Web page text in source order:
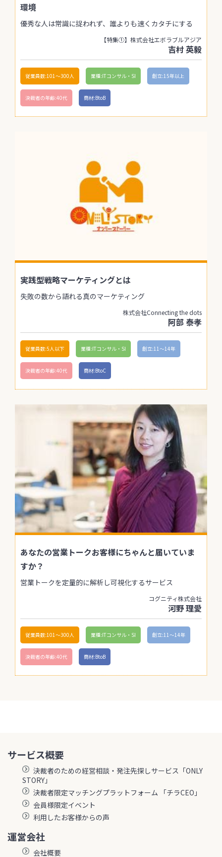
環境
優秀な人は常識に捉われず、誰よりも速くカタチにする
【特集①】株式会社エボラブルアジア
吉村 英毅
従業員数:101〜300人 業種:ITコンサル・SI 創立:15年以上
決裁者の年齢:40代 商材:BtoB
実践型戦略マーケティングとは
失敗の数から語れる真のマーケティング
株式会社Connecting the dots
阿部 泰孝
従業員数:5人以下 業種:ITコンサル・SI 創立:11〜14年
決裁者の年齢:40代 商材:BtoC
あなたの営業トークお客様にちゃんと届いていま
すか？
営業トークを定量的に解析し可視化するサービス
コグニティ株式会社
河野 理愛
従業員数:101〜300人 業種:ITコンサル・SI 創立:11〜14年
決裁者の年齢:40代 商材:BtoB
サービス概要
決裁者のための経営相談・発注先探しサービス「ONLY
STORY」
決裁者限定マッチングプラットフォーム 「チラCEO」
会員様限定イベント
利用したお客様からの声
運営会社
会社概要